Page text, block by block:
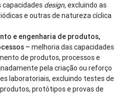
capacidades design, excluindo as
e outras de natureza cíclica
e engenharia de produtos,
–melhoria das capacidades
de produtos, processos e
pela criação ou reforço
laboratoriais, excluindo testes de
protótipos e provas de